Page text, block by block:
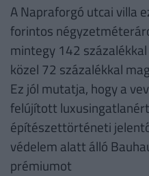
A Napraforgó utcai villa
forintos
mintegy 142
közel 72 százalékkal
Ez jól mutatja, hogy a
felújított
építészettörténeti
védelem alatt álló
prémiumot